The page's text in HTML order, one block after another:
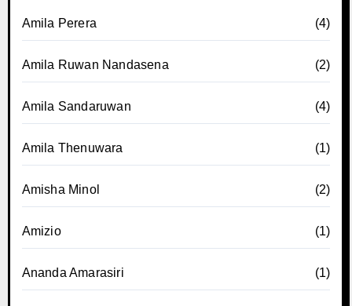
Amila Perera (4)
Amila Ruwan Nandasena (2)
Amila Sandaruwan (4)
Amila Thenuwara (1)
Amisha Minol (2)
Amizio (1)
Ananda Amarasiri (1)